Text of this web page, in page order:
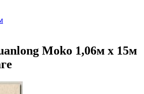
Moko 1,06м x 15м